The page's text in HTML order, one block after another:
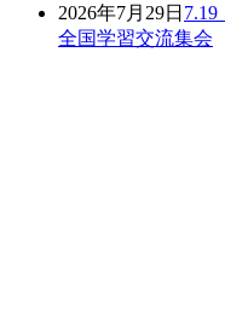
2026年7月29日
全国学習交流集会